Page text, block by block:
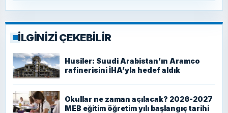
İLGİNİZİ ÇEKEBİLİR
Husiler: Suudi Arabistan’ın Aramco
rafinerisini İHA’yla hedef aldık
Okullar ne zaman açılacak? 2026-2027
MEB eğitim öğretim yılı başlangıç tarihi